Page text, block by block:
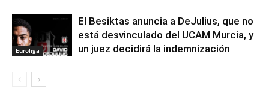
Euroliga
El Besiktas anuncia a DeJulius, que no
está desvinculado del UCAM Murcia, y
un juez decidirá la indemnización